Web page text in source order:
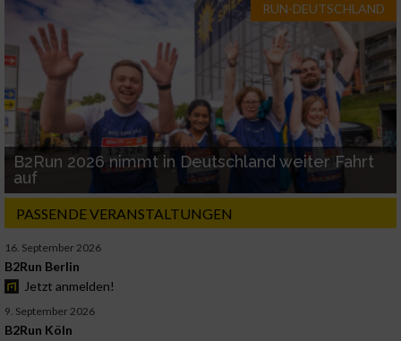
RUN-DEUTSCHLAND
B2Run 2026 nimmt in Deutschland weiter Fahrt
auf
PASSENDE VERANSTALTUNGEN
16. September 2026
B2Run Berlin
Jetzt anmelden!
9. September 2026
B2Run Köln